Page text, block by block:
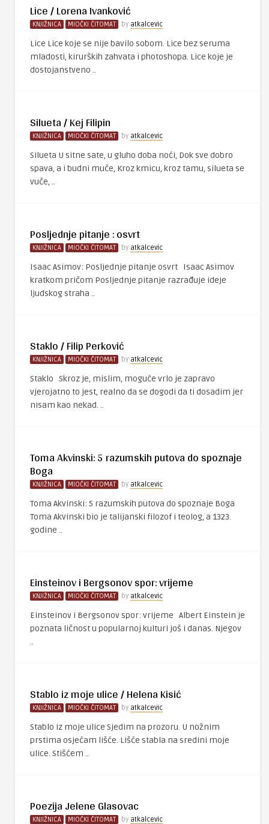
Lice / Lorena Ivanković
KNJIŽNICA MIOČKI ČITOMAT by atkalcevic
Lice Lice koje se nije bavilo sobom. Lice bez seruma
mladosti, kirurških zahvata i photoshopa. Lice koje je
dostojanstveno ..
Silueta / Kej Filipin
KNJIŽNICA MIOČKI ČITOMAT by atkalcevic
Silueta U sitne sate, u gluho doba noći, Dok sve dobro
spava, a i budni muče, Kroz kmicu, kroz tamu, silueta se
vuče, ..
Posljednje pitanje : osvrt
KNJIŽNICA MIOČKI ČITOMAT by atkalcevic
Isaac Asimov: Posljednje pitanje osvrt Isaac Asimov
kratkom pričom Posljednje pitanje razrađuje ideje
ljudskog straha ..
Staklo / Filip Perković
KNJIŽNICA MIOČKI ČITOMAT by atkalcevic
Staklo Skroz je, mislim, moguće vrlo je zapravo
vjerojatno to jest, realno da se dogodi da ti dosadim jer
nisam kao nekad. ..
Toma Akvinski: 5 razumskih putova do spoznaje
Boga
KNJIŽNICA MIOČKI ČITOMAT by atkalcevic
Toma Akvinski: 5 razumskih putova do spoznaje Boga
Toma Akvinski bio je talijanski filozof i teolog, a 1323.
godine ..
Einsteinov i Bergsonov spor: vrijeme
KNJIŽNICA MIOČKI ČITOMAT by atkalcevic
Einsteinov i Bergsonov spor: vrijeme Albert Einstein je
poznata ličnost u popularnoj kulturi još i danas. Njegov
..
Stablo iz moje ulice / Helena Kisić
KNJIŽNICA MIOČKI ČITOMAT by atkalcevic
Stablo iz moje ulice Sjedim na prozoru. U nožnim
prstima osjećam lišće. Lišće stabla na sredini moje
ulice. Stišćem ..
Poezija Jelene Glasovac
KNJIŽNICA MIOČKI ČITOMAT by atkalcevic